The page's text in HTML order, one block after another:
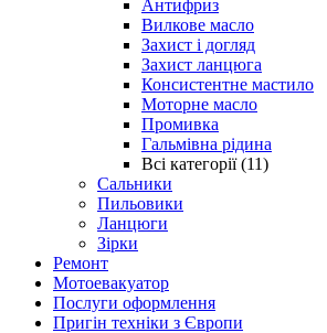
Антифриз
Вилкове масло
Захист і догляд
Захист ланцюга
Консистентне мастило
Моторне масло
Промивка
Гальмівна рідина
Всі категорії (11)
Сальники
Пильовики
Ланцюги
Зірки
Ремонт
Мотоевакуатор
Послуги оформлення
Пригін техніки з Європи